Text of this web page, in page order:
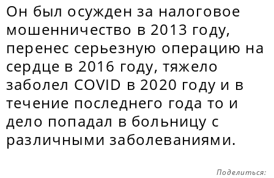
Он был осужден за налоговое
мошенничество в 2013 году,
перенес серьезную операцию на
сердце в 2016 году, тяжело
заболел COVID в 2020 году и в
течение последнего года то и
дело попадал в больницу с
различными заболеваниями.
Поделиться: